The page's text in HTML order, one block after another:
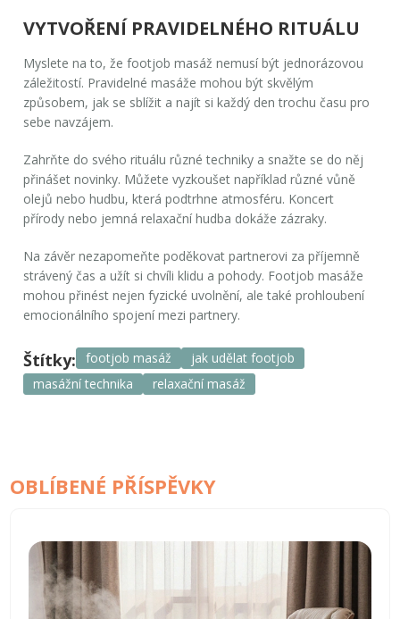
VYTVOŘENÍ PRAVIDELNÉHO RITUÁLU
Myslete na to, že footjob masáž nemusí být jednorázovou
záležitostí. Pravidelné masáže mohou být skvělým
způsobem, jak se sblížit a najít si každý den trochu času pro
sebe navzájem.
Zahrňte do svého rituálu různé techniky a snažte se do něj
přinášet novinky. Můžete vyzkoušet například různé vůně
olejů nebo hudbu, která podtrhne atmosféru. Koncert
přírody nebo jemná relaxační hudba dokáže zázraky.
Na závěr nezapomeňte poděkovat partnerovi za příjemně
strávený čas a užít si chvíli klidu a pohody. Footjob masáže
mohou přinést nejen fyzické uvolnění, ale také prohloubení
emocionálního spojení mezi partnery.
Štítky: footjob masáž
jak udělat footjob
masážní technika
relaxační masáž
OBLÍBENÉ PŘÍSPĚVKY